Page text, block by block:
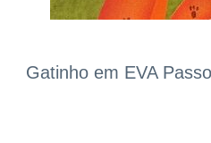
Gatinho em EVA